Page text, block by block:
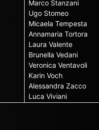
Marco Stanzani
Ugo Stomeo
Micaela Tempesta
Annamaria Tortora
Laura Valente
Brunella Vedani
Veronica Ventavoli
Karin Voch
Alessandra Zacco
Luca Viviani